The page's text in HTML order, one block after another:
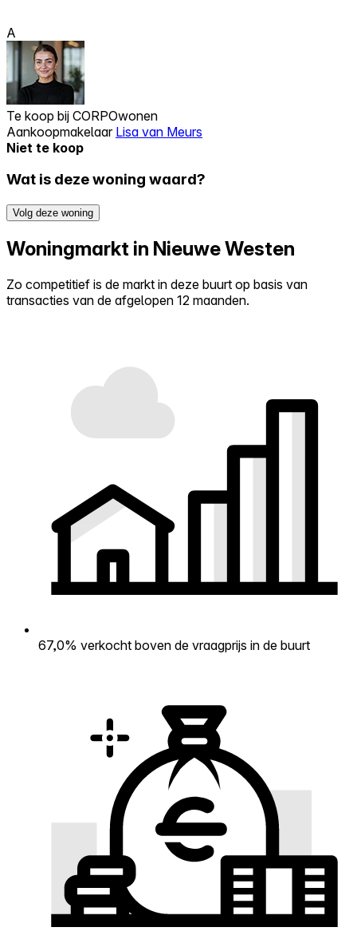
A
Te koop bij CORPOwonen
Aankoopmakelaar Lisa van Meurs
Niet te koop
Wat is deze woning waard?
Volg deze woning
Woningmarkt in Nieuwe Westen
Zo competitief is de markt in deze buurt op basis van
transacties van de afgelopen 12 maanden.
67,0% verkocht boven de vraagprijs in de buurt